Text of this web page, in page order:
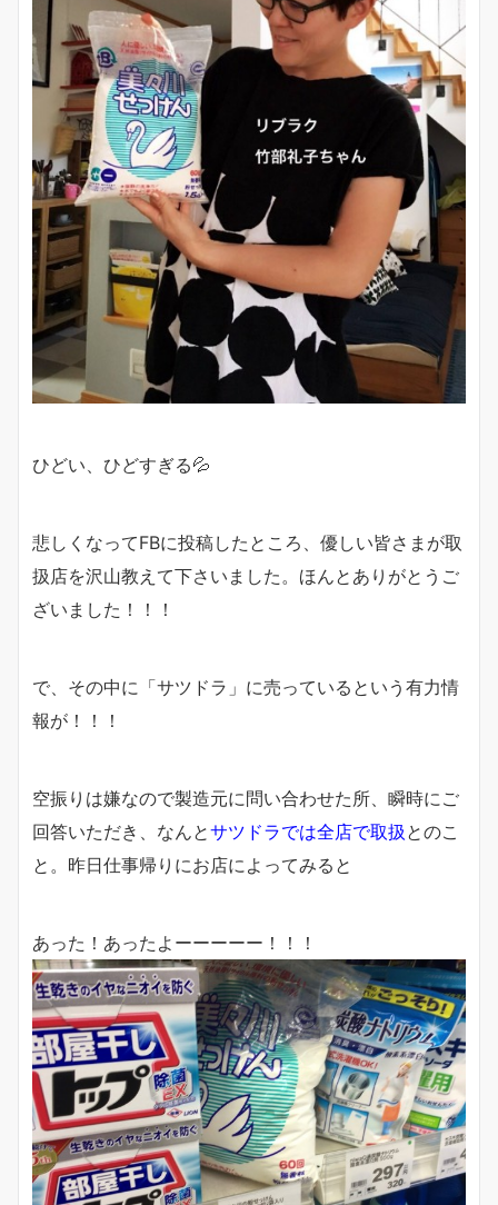
ひどい、ひどすぎる💦
悲しくなってFBに投稿したところ、優しい皆さまが取
扱店を沢山教えて下さいました。ほんとありがとうご
ざいました！！！
で、その中に「サツドラ」に売っているという有力情
報が！！！
空振りは嫌なので製造元に問い合わせた所、瞬時にご
回答いただき、なんとサツドラでは全店で取扱 とのこ
と。昨日仕事帰りにお店によってみると
あった！あったよーーーーー！！！